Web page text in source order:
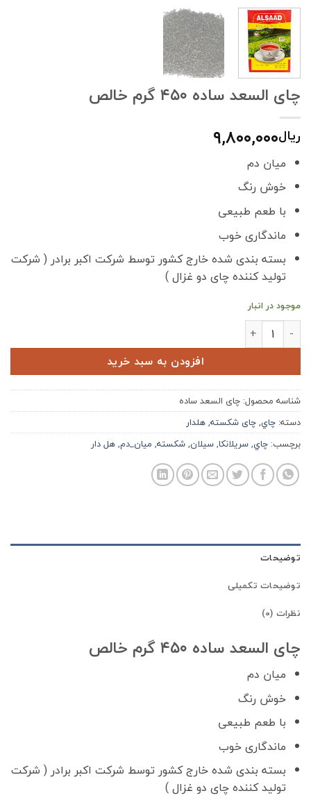
چای السعد ساده ۴۵۰ گرم خالص
ریال۹,۸۰۰,۰۰۰
میان دم
خوش رنگ
با طعم طبیعی
ماندگاری خوب
بسته بندی شده خارج کشور توسط شرکت اکبر برادر ( شرکت
تولید کننده چای دو غزال )
موجود در انبار
چای السعد ساده ۴۵۰ گرم خالص عدد
افزودن به سبد خرید
شناسه محصول: چای السعد ساده
دسته: چاي,چای شکسته,هلدار
برچسب: چاي,سريلانكا,سيلان,شكسته, ميان_دم,هل دار
توضیحات
توضیحات تکمیلی
نظرات (0)
چای السعد ساده ۴۵۰ گرم خالص
میان دم
خوش رنگ
با طعم طبیعی
ماندگاری خوب
بسته بندی شده خارج کشور توسط شرکت اکبر برادر ( شرکت
تولید کننده چای دو غزال )